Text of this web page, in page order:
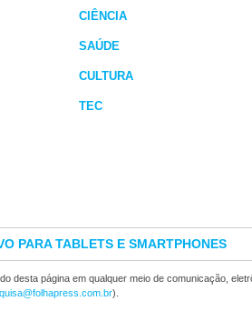
CIÊNCIA
SAÚDE
CULTURA
TEC
PARA TABLETS E SMARTPHONES
desta página em qualquer meio de comunicação,
).